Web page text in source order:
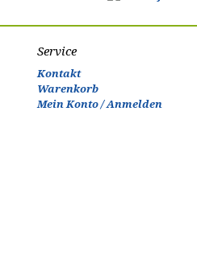
Service
Kontakt
Warenkorb
Mein Konto / Anmelden